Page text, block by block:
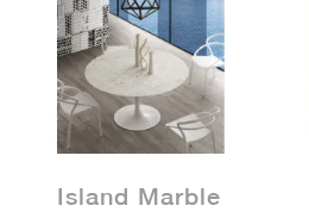
Island Marble